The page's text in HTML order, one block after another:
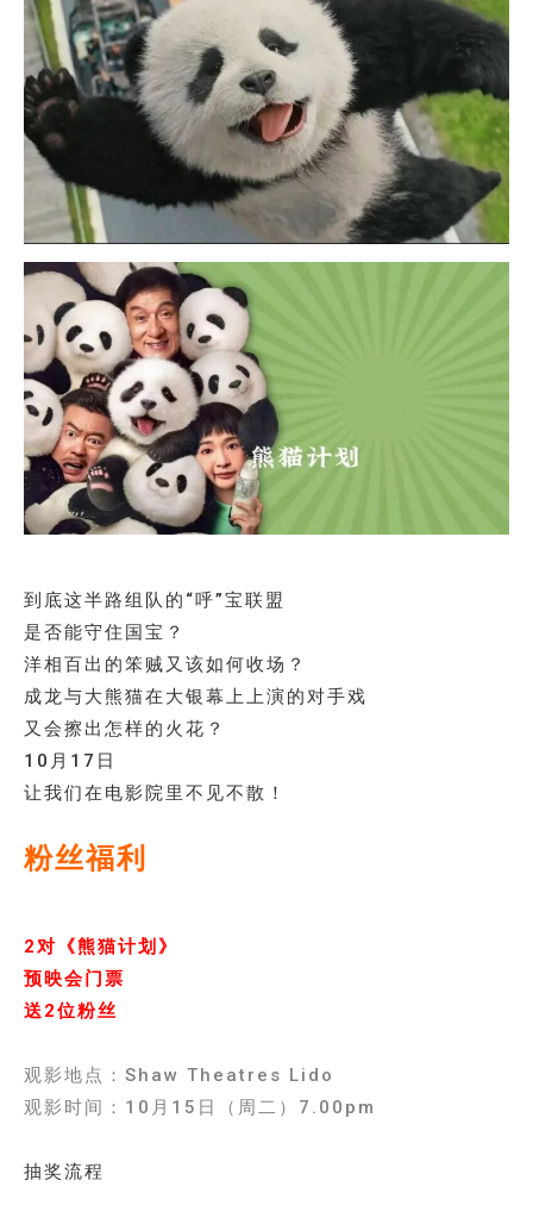
到底这半路组队的“呼”宝联盟
是否能守住国宝？
洋相百出的笨贼又该如何收场？
成龙与大熊猫在大银幕上上演的对手戏
又会擦出怎样的火花？
10月17日
让我们在电影院里不见不散！
粉丝福利
2对《熊猫计划》
预映会门票
送2位粉丝
观影地点：Shaw Theatres Lido
观影时间：10月15日（周二）7.00pm
抽奖流程